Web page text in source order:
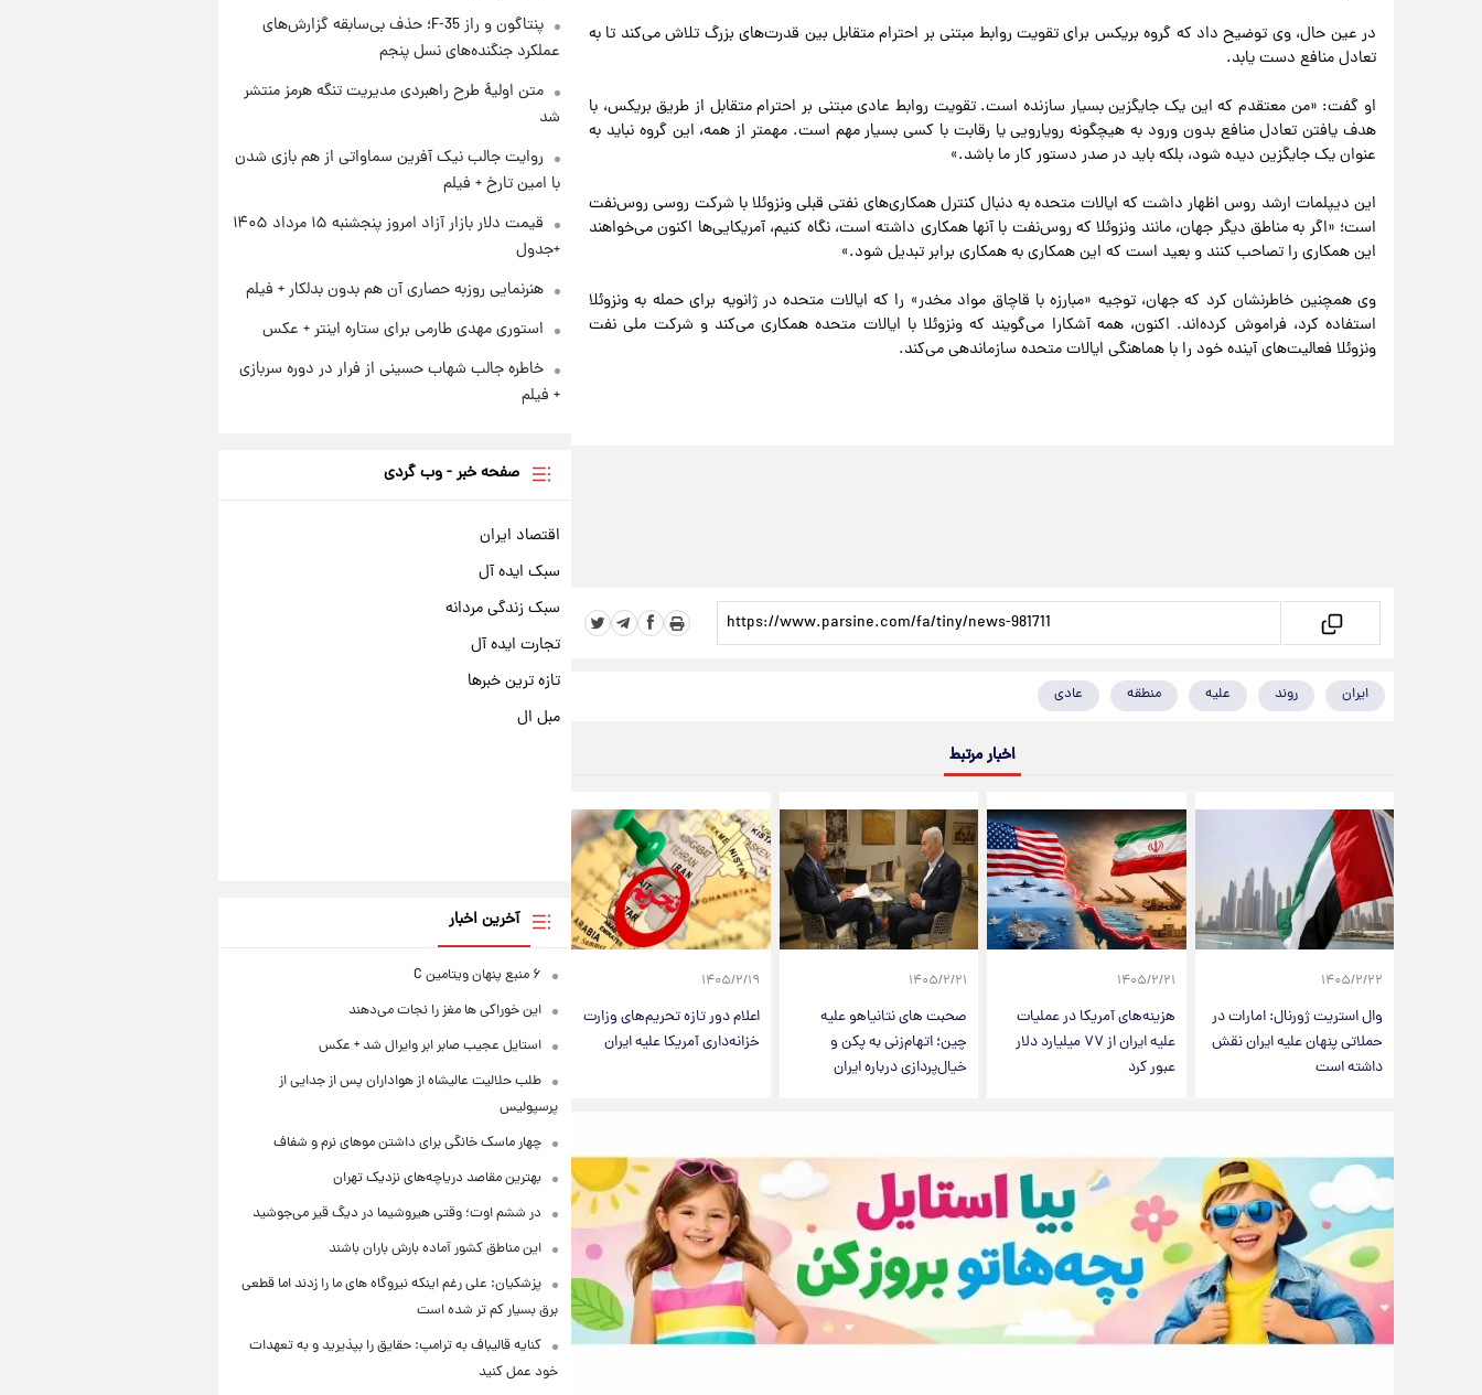
در عین حال، وی توضیح داد که گروه بریکس برای تقویت روابط مبتنی بر احترام متقابل بین قدرت‌های بزرگ تلاش می‌کند تا به
تعادل منافع دست یابد.
او گفت: «من معتقدم که این یک جایگزین بسیار سازنده است. تقویت روابط عادی مبتنی بر احترام متقابل از طریق بریکس، با
هدف یافتن تعادل منافع بدون ورود به هیچگونه رویارویی یا رقابت با کسی بسیار مهم است. مهمتر از همه، این گروه نباید به
عنوان یک جایگزین دیده شود، بلکه باید در صدر دستور کار ما باشد.»
این دیپلمات ارشد روس اظهار داشت که ایالات متحده به دنبال کنترل همکاری‌های نفتی قبلی ونزوئلا با شرکت روسی روس‌نفت
است؛ «اگر به مناطق دیگر جهان، مانند ونزوئلا که روس‌نفت با آنها همکاری داشته است، نگاه کنیم، آمریکایی‌ها اکنون می‌خواهند
این همکاری را تصاحب کنند و بعید است که این همکاری به همکاری برابر تبدیل شود.»
وی همچنین خاطرنشان کرد که جهان، توجیه «مبارزه با قاچاق مواد مخدر» را که ایالات متحده در ژانویه برای حمله به ونزوئلا
استفاده کرد، فراموش کرده‌اند. اکنون، همه آشکارا می‌گویند که ونزوئلا با ایالات متحده همکاری می‌کند و شرکت ملی نفت
ونزوئلا فعالیت‌های آینده خود را با هماهنگی ایالات متحده سازماندهی می‌کند.
ایران روند علیه منطقه عادی
اخبار مرتبط
۱۴۰۵/۲/۲۲
وال استریت ژورنال: امارات در
حملاتی پنهان علیه ایران نقش
داشته است
۱۴۰۵/۲/۲۱
هزینه‌های آمریکا در عملیات
علیه ایران از ۷۷ میلیارد دلار
عبور کرد
۱۴۰۵/۲/۲۱
صحبت های نتانیاهو علیه
چین؛ اتهام‌زنی به پکن و
خیال‌پردازی درباره ایران
۱۴۰۵/۲/۱۹
اعلام دور تازه تحریم‌های وزارت
خزانه‌داری آمریکا علیه ایران
پنتاگون و راز F-35؛ حذف بی‌سابقه گزارش‌های
عملکرد جنگنده‌های نسل پنجم
متن اولیۀ طرح راهبردی مدیریت تنگه هرمز منتشر
شد
روایت جالب نیک آفرین سماواتی از هم بازی شدن
با امین تارخ + فیلم
قیمت دلار بازار آزاد امروز پنجشنبه ۱۵ مرداد ۱۴۰۵
+جدول
هنرنمایی روزبه حصاری آن هم بدون بدلکار + فیلم
استوری مهدی طارمی برای ستاره اینتر + عکس
خاطره جالب شهاب حسینی از فرار در دوره سربازی
+ فیلم
صفحه خبر - وب گردی
اقتصاد ایران
سبک ایده آل
سبک زندگی مردانه
تجارت ایده آل
تازه ترین خبرها
مبل ال
آخرین اخبار
۶ منبع پنهان ویتامین C
این خوراکی ها مغز را نجات می‌دهند
استایل عجیب صابر ابر وایرال شد + عکس
طلب حلالیت عالیشاه از هواداران پس از جدایی از
پرسپولیس
چهار ماسک خانگی برای داشتن موهای نرم و شفاف
بهترین مقاصد دریاچه‌های نزدیک تهران
در ششم اوت؛ وقتی هیروشیما در دیگ قیر می‌جوشید
این مناطق کشور آماده بارش باران باشند
پزشکیان: علی رغم اینکه نیروگاه های ما را زدند اما قطعی
برق بسیار کم تر شده است
کنایه قالیباف به ترامپ: حقایق را بپذیرید و به تعهدات
خود عمل کنید